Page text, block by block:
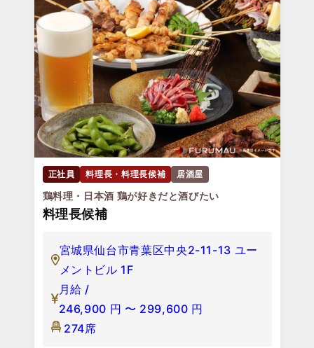
正社員 料理長・料理長候補 居酒屋
鶏料理・日本酒 鶏が好きだと酒びたい
料理長候補
宮城県仙台市青葉区中央2-11-13 ユー
メントビル 1F
月給 /
246,900 円 〜 299,600 円
274席